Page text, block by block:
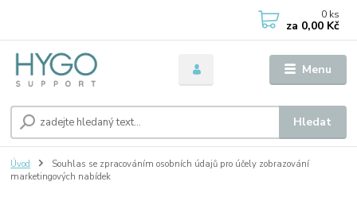
Menu
Hledat
0 ks
za 0,00 Kč
Úvod
Souhlas se zpracováním osobních údajů pro účely zobrazování
marketingových nabídek